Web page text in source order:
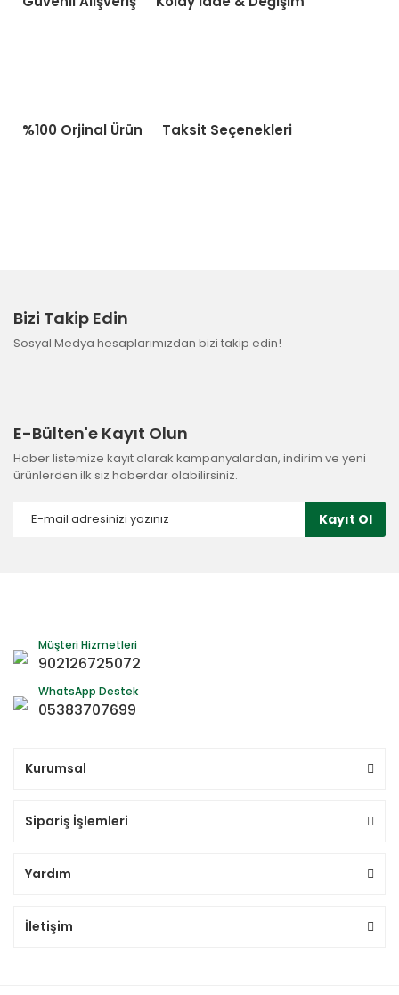
%100 Orjinal Ürün Taksit Seçenekleri
Bizi Takip Edin
Sosyal Medya hesaplarımızdan bizi takip edin!
E-Bülten'e Kayıt Olun
Haber listemize kayıt olarak kampanyalardan, indirim ve yeni
ürünlerden ilk siz haberdar olabilirsiniz.
Kayıt Ol
Müşteri Hizmetleri
902126725072
WhatsApp Destek
05383707699
Kurumsal
Sipariş İşlemleri
Yardım
İletişim